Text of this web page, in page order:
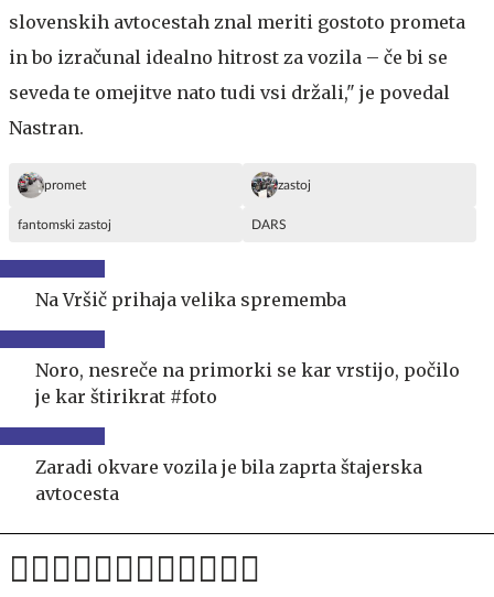
slovenskih avtocestah znal meriti gostoto prometa
in bo izračunal idealno hitrost za vozila – če bi se
seveda te omejitve nato tudi vsi držali," je povedal
Nastran.
promet zastoj
fantomski zastoj DARS
Na Vršič prihaja velika sprememba
Noro, nesreče na primorki se kar vrstijo, počilo
je kar štirikrat #foto
Zaradi okvare vozila je bila zaprta štajerska
avtocesta